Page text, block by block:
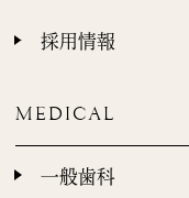
採用情報
MEDICAL
一般歯科